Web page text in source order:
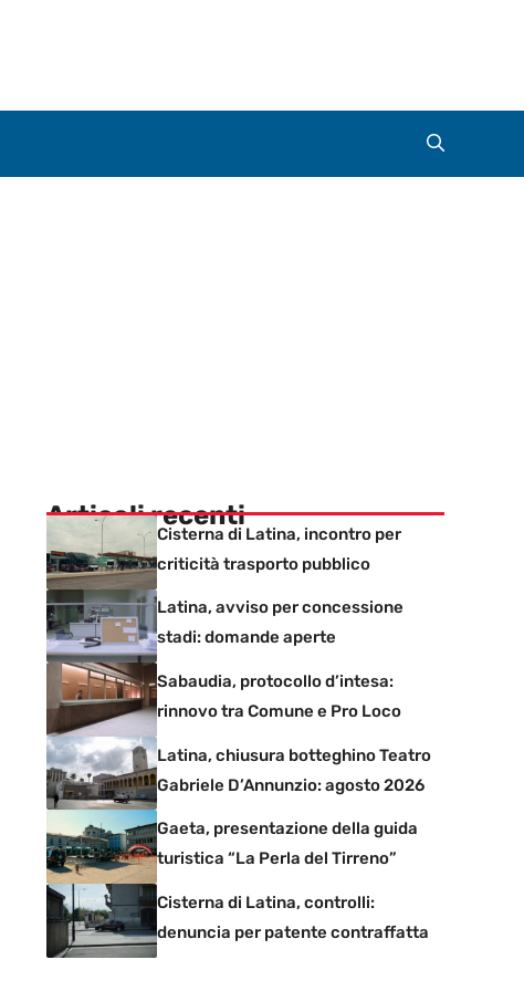
Articoli recenti
Cisterna di Latina, incontro per
criticità trasporto pubblico
Latina, avviso per concessione
stadi: domande aperte
Sabaudia, protocollo d’intesa:
rinnovo tra Comune e Pro Loco
Latina, chiusura botteghino Teatro
Gabriele D’Annunzio: agosto 2026
Gaeta, presentazione della guida
turistica “La Perla del Tirreno”
Cisterna di Latina, controlli:
denuncia per patente contraffatta